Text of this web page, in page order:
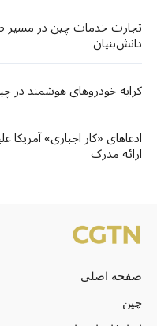
تجارت خدمات چین در مسیر
دانش‌بنیان
کرایه خودروهای هوشمند در
ادعاهای «کار اجباری»
ارائه مدرک
صفحه اصلی
چین